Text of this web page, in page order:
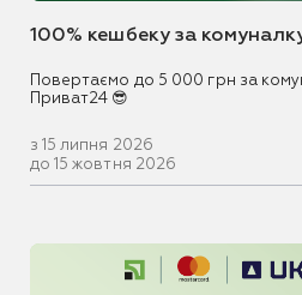
100% кешбеку за
Повертаємо до 5 000 грн за
Приват24 😎
з 15 липня 2026
до 15 жовтня 2026